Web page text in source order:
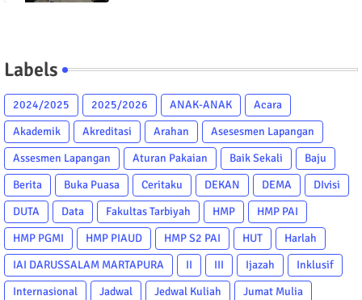
Labels
2024/2025 2025/2026 ANAK-ANAK
Acara
Akademik
Akreditasi Arahan
Asesesmen Lapangan
Assesmen Lapangan
Aturan Pakaian Baik Sekali
Baju
Berita
Buka Puasa Ceritaku DEKAN DEMA
DIvisi
DUTA
Data Fakultas Tarbiyah HMP
HMP PAI
HMP PGMI
HMP PIAUD HMP S2 PAI HUT
Harlah
IAI DARUSSALAM MARTAPURA
II III Ijazah
Inklusif
Internasional
Jadwal Jedwal Kuliah
Jumat Mulia